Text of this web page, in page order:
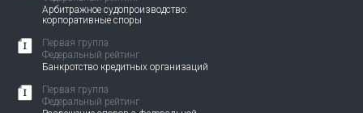
Арбитражное судопроизводство:
корпоративные споры
Первая группа
Федеральный рейтинг
Банкротство кредитных организаций
Первая группа
Федеральный рейтинг